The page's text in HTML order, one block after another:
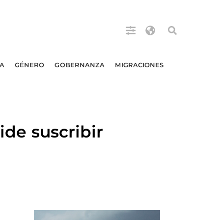
GÉNERO GOBERNANZA MIGRACIONES
suscribir